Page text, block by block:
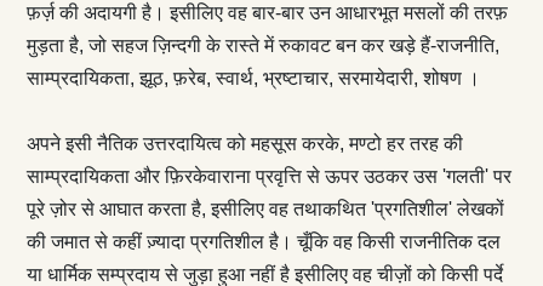
फ़र्ज़ की अदायगी है। इसीलिए वह बार-बार उन आधारभूत मसलों की तरफ़
मुड़ता है, जो सहज ज़िन्दगी के रास्ते में रुकावट बन कर खड़े हैं-राजनीति,
साम्प्रदायिकता, झूठ, फ़रेब, स्वार्थ, भ्रष्टाचार, सरमायेदारी, शोषण ।
अपने इसी नैतिक उत्तरदायित्व को महसूस करके, मण्टो हर तरह की
साम्प्रदायिकता और फ़िरकेवाराना प्रवृत्ति से ऊपर उठकर उस 'गलती' पर
पूरे ज़ोर से आघात करता है, इसीलिए वह तथाकथित 'प्रगतिशील' लेखकों
की जमात से कहीं ज़्यादा प्रगतिशील है। चूँकि वह किसी राजनीतिक दल
या धार्मिक सम्प्रदाय से जुड़ा हुआ नहीं है इसीलिए वह चीज़ों को किसी पर्दे